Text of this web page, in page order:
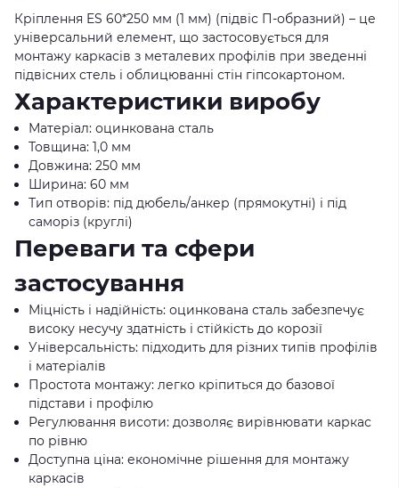
Кріплення ES 60*250 мм (1 мм) (підвіс П-образний) – це
універсальний елемент, що застосовується для
монтажу каркасів з металевих профілів при зведенні
підвісних стель і облицюванні стін гіпсокартоном.
Характеристики виробу
Матеріал: оцинкована сталь
Товщина: 1,0 мм
Довжина: 250 мм
Ширина: 60 мм
Тип отворів: під дюбель/анкер (прямокутні) і під
саморіз (круглі)
Переваги та сфери
застосування
Міцність і надійність: оцинкована сталь забезпечує
високу несучу здатність і стійкість до корозії
Універсальність: підходить для різних типів профілів
і матеріалів
Простота монтажу: легко кріпиться до базової
підстави і профілю
Регулювання висоти: дозволяє вирівнювати каркас
по рівню
Доступна ціна: економічне рішення для монтажу
каркасів